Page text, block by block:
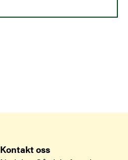
Kontakt oss